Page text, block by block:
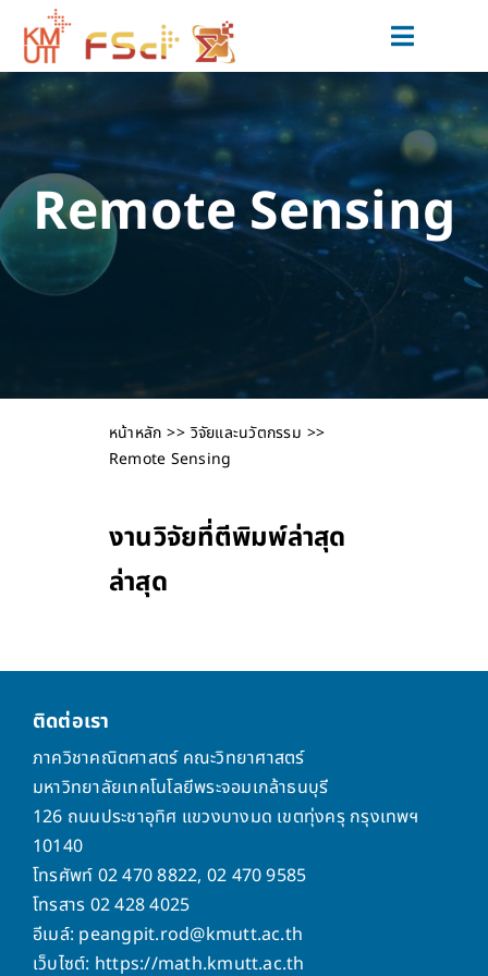
content
Toggle
สมัครเรียน
หลักสูตร
วิจัยและนวัตกรรม
ข่าวสารและกิจกรรม
Remote Sensing
หน้าหลัก
วิจัยและนวัตกรรม
Remote Sensing
งานวิจัยที่ตีพิมพ์ล่าสุด
ล่าสุด
ติดต่อเรา
ภาควิชาคณิตศาสตร์ คณะวิทยาศาสตร์
มหาวิทยาลัยเทคโนโลยีพระจอมเกล้าธนบุรี
126 ถนนประชาอุทิศ แขวงบางมด เขตทุ่งครุ กรุงเทพฯ
10140
โทรศัพท์ 02 470 8822, 02 470 9585
โทรสาร 02 428 4025
อีเมล์: peangpit.rod@kmutt.ac.th
เว็บไซต์: https://math.kmutt.ac.th